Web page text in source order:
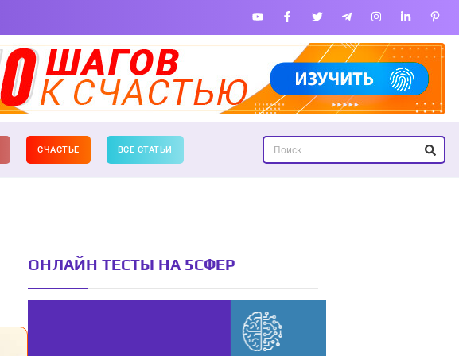
СЧАСТЬЕ ВСЕ СТАТЬИ
ОНЛАЙН ТЕСТЫ НА 5СФЕР